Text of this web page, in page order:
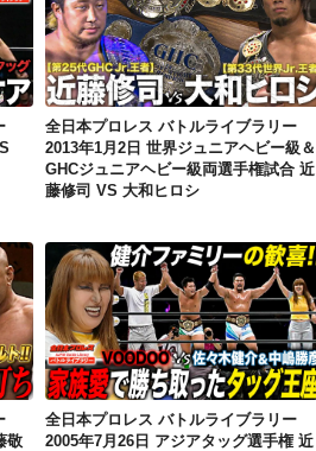
橋弘至 VS 川田利明/太陽ケア 全日本プロレス バトルライブラリー 2013年1月2日 世界ジュニアヘビー級＆GHCジュニアヘビー級両選手権試合 近藤修司 VS 大和ヒロシ
全日本プロレス バトルライブラリー
2013年1月2日 世界ジュニアヘビー級＆
GHCジュニアヘビー級両選手権試合 近
藤修司 VS 大和ヒロシ
復帰戦 武藤敬司 VS 船木誠勝
敬
全日本プロレス バトルライブラリー 2005年7月26日 アジアタッグ選手権 近藤修司/"brother"YASSHI VS 佐々木健介/中嶋勝彦
全日本プロレス バトルライブラリー
2005年7月26日 アジアタッグ選手権 近